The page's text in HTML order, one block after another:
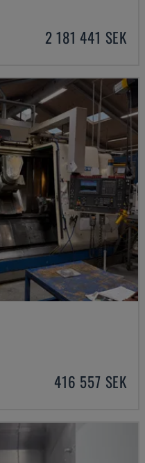
2 181 441 SEK
416 557 SEK